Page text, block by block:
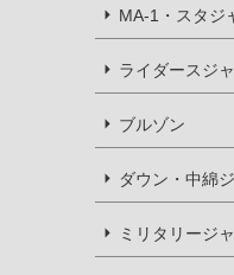
MA-1・スタジ
ライダースジ
ブルゾン
ダウン・中綿
ミリタリージ